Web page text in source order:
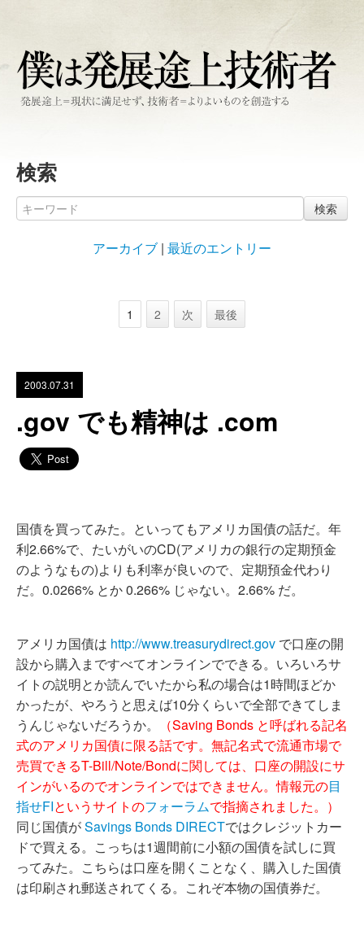
検索
検索
アーカイブ | 最近のエントリー
1 2 次 最後
2003.07.31
.gov でも精神は .com
国債を買ってみた。といってもアメリカ国債の話だ。年
利2.66%で、たいがいのCD(アメリカの銀行の定期預金
のようなもの)よりも利率が良いので、定期預金代わり
だ。0.0266% とか 0.266% じゃない。2.66% だ。
アメリカ国債は http://www.treasurydirect.gov で口座の開
設から購入まですべてオンラインでできる。いろいろサ
イトの説明とか読んでいたから私の場合は1時間ほどか
かったが、やろうと思えば10分くらいで全部できてしま
うんじゃないだろうか。
（Saving Bonds と呼ばれる記名
式のアメリカ国債に限る話です。無記名式で流通市場で
売買できるT-Bill/Note/Bondに関しては、口座の開設にサ
インがいるのでオンラインではできません。情報元の目
指せFIというサイトのフォーラムで指摘されました。）
同じ国債がSavings Bonds DIRECTではクレジットカー
ドで買える。こっちは1週間前に小額の国債を試しに買
ってみた。こちらは口座を開くことなく、購入した国債
は印刷され郵送されてくる。これぞ本物の国債券だ。